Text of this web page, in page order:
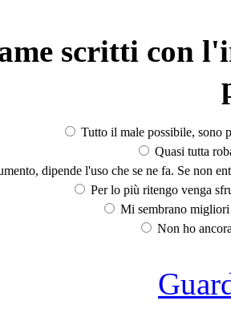
scritti con
Tutto il male possibile, sono
Quasi tutta
dipende l'uso che se ne fa. Se non
Per lo più ritengo venga
Mi sembrano
Non ho